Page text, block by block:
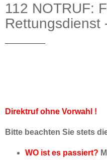
112 NOTRUF:
Rettungsdienst
Direktruf ohne Vorwahl !
Bitte beachten Sie stets
WO ist es passiert?